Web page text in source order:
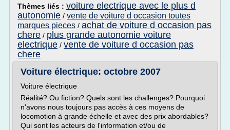
Thèmes liés : voiture electrique avec le plus d
autonomie / vente de voiture d occasion toutes
marques pieces / achat de voiture d occasion pas
chere / plus grande autonomie voiture
electrique / vente de voiture d occasion pas
chere
Voiture électrique: octobre 2007
Voiture électrique
Réalité? Ou fiction? Quels sont les challenges? Pourquoi
n'avons nous toujours pas accès à ces moyens de
locomotion à grande échelle et avec des prix abordables?
Qui sont les acteurs de l'information et/ou de